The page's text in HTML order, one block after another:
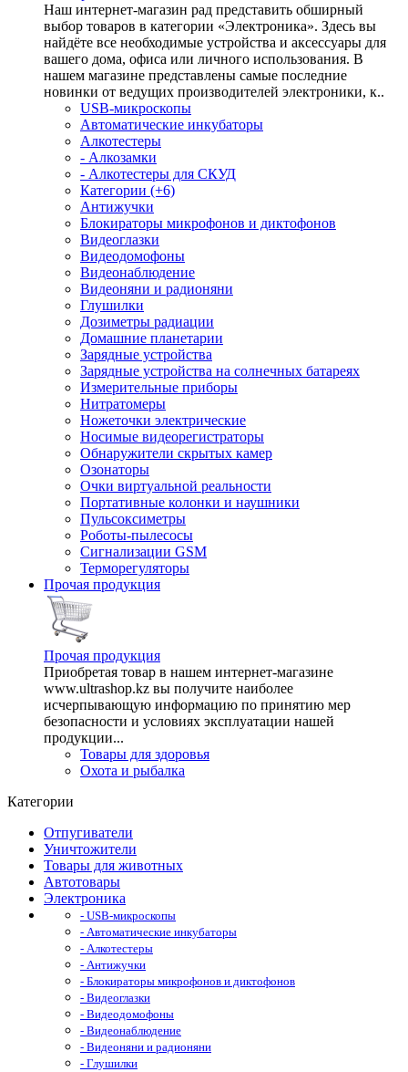
Наш интернет-магазин рад представить обширный
выбор товаров в категории «Электроника». Здесь вы
найдёте все необходимые устройства и аксессуары для
вашего дома, офиса или личного использования. В
нашем магазине представлены самые последние
новинки от ведущих производителей электроники, к..
USB-микроскопы
Автоматические инкубаторы
Алкотестеры
- Алкозамки
- Алкотестеры для СКУД
Категории (+6)
Антижучки
Блокираторы микрофонов и диктофонов
Видеоглазки
Видеодомофоны
Видеонаблюдение
Видеоняни и радионяни
Глушилки
Дозиметры радиации
Домашние планетарии
Зарядные устройства
Зарядные устройства на солнечных батареях
Измерительные приборы
Нитратомеры
Ножеточки электрические
Носимые видеорегистраторы
Обнаружители скрытых камер
Озонаторы
Очки виртуальной реальности
Портативные колонки и наушники
Пульсоксиметры
Роботы-пылесосы
Сигнализации GSM
Терморегуляторы
Прочая продукция
Прочая продукция
Приобретая товар в нашем интернет-магазине
www.ultrashop.kz вы получите наиболее
исчерпывающую информацию по принятию мер
безопасности и условиях эксплуатации нашей
продукции...
Товары для здоровья
Охота и рыбалка
Категории
Отпугиватели
Уничтожители
Товары для животных
Автотовары
Электроника
- USB-микроскопы
- Автоматические инкубаторы
- Алкотестеры
- Антижучки
- Блокираторы микрофонов и диктофонов
- Видеоглазки
- Видеодомофоны
- Видеонаблюдение
- Видеоняни и радионяни
- Глушилки